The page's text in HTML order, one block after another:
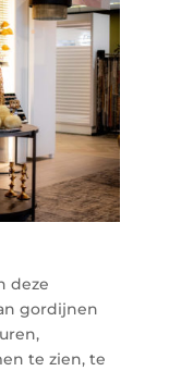
deze
gordijnen
te zien, te